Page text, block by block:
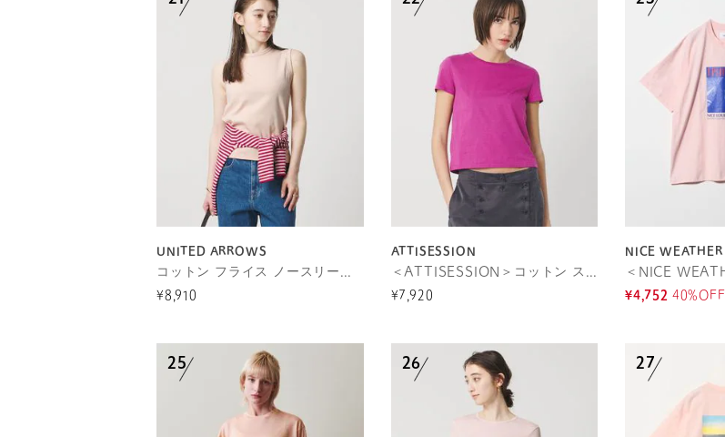
UNITED ARROWS
コットン フライス ノースリーブトップス
¥8,910
ATTISESSION
＜ATTISESSION＞コットン スター スリーブ Tシャツ
¥7,920
NICE WEATHER
¥4,752 40%OFF